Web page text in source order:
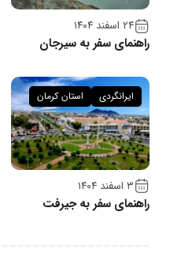
۲۴ اسفند ۱۴۰۴
راهنمای سفر به سیرجان
۳ اسفند ۱۴۰۴
راهنمای سفر به جیرفت
ایرانگردی استان کرمان